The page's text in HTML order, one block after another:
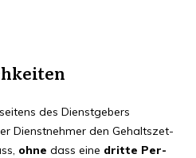
sei­tens des Dienst­ge­bers
Dienst­neh­mer den Gehalts­zet­
ohne dass eine drit­te Per­